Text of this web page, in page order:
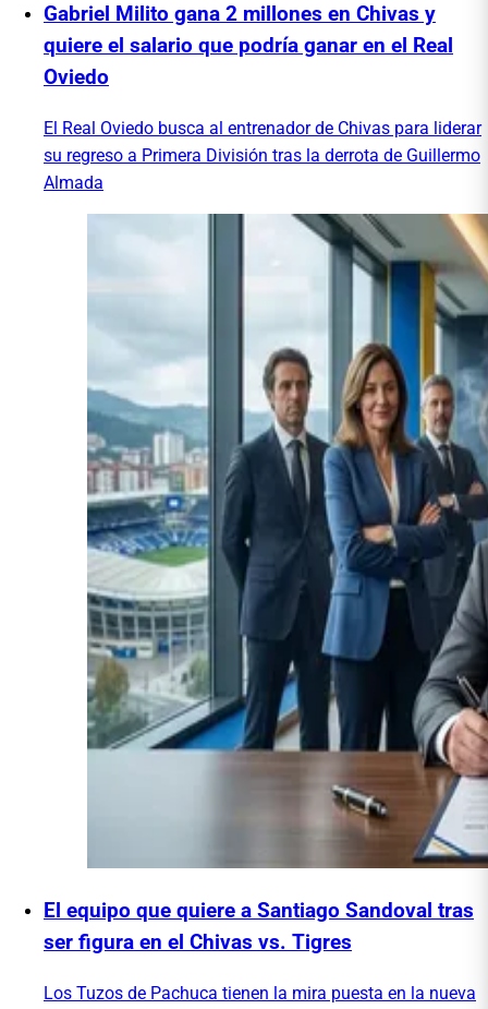
Gabriel Milito gana 2 millones en Chivas y
quiere el salario que podría ganar en el Real
Oviedo
El Real Oviedo busca al entrenador de Chivas para liderar
su regreso a Primera División tras la derrota de Guillermo
Almada
El equipo que quiere a Santiago Sandoval tras
ser figura en el Chivas vs. Tigres
Los Tuzos de Pachuca tienen la mira puesta en la nueva